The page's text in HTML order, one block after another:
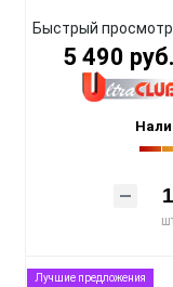
Быстрый просмотр
5 490 руб.
Лучшие предложения